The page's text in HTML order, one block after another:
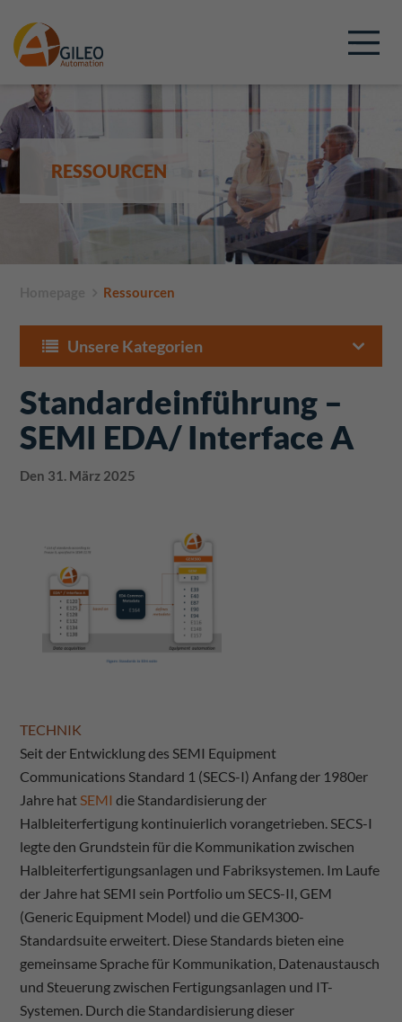
RESSOURCEN
Ressourcen
Unsere Kategorien
Standardeinführung –
SEMI EDA/ Interface A
Den 31. März 2025
TECHNIK
Seit der Entwicklung des SEMI Equipment
Communications Standard 1 (SECS-I) Anfang der 1980er
Jahre hatSEMI die Standardisierung der
Halbleiterfertigung kontinuierlich vorangetrieben. SECS-I
legte den Grundstein für die Kommunikation zwischen
Halbleiterfertigungsanlagen und Fabriksystemen. Im Laufe
der Jahre hat SEMI sein Portfolio um SECS-II, GEM
(Generic Equipment Model) und die GEM300-
Standardsuite erweitert. Diese Standards bieten eine
gemeinsame Sprache für Kommunikation, Datenaustausch
und Steuerung zwischen Fertigungsanlagen und IT-
Systemen. Durch die Standardisierung dieser